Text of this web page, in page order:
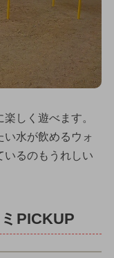
しく遊べます。
い水が飲めるウォ
いるのもうれしい
PICKUP